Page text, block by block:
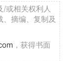
/或相关权利人
摘编、复制及
，获得书面